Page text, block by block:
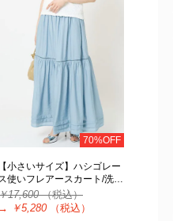
70%OFF
【小さいサイズ】ハシゴレー
ス使いフレアースカート/洗…
17,600（税込）
→
￥5,280 （税込）